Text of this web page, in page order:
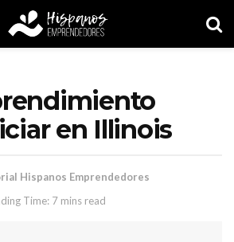
en Illinois
Hispanos Emprendedores
Time: 7 mins read